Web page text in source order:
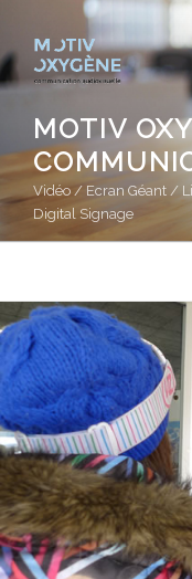
contenu
principal
MOTIV
Vidéo / Ecran Géant /
Digital Signage